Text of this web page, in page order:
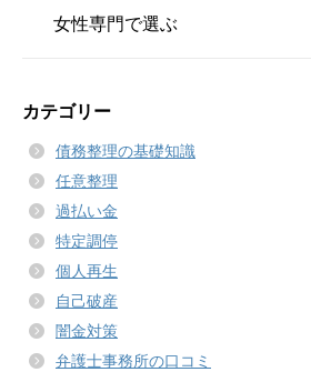
女性専門で選ぶ
カテゴリー
債務整理の基礎知識
任意整理
過払い金
特定調停
個人再生
自己破産
闇金対策
弁護士事務所の口コミ